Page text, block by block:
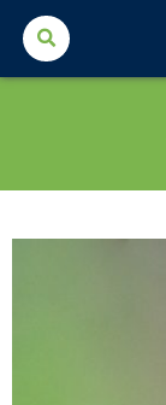
Search
for: